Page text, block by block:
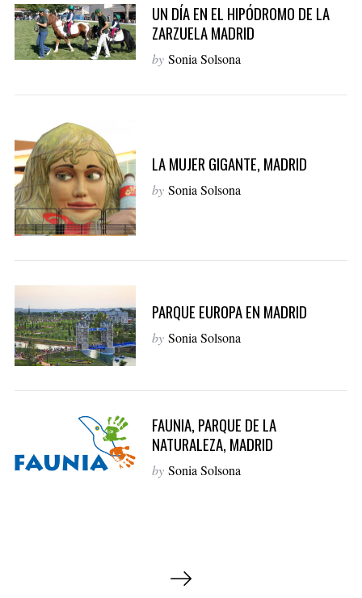
UN DÍA EN EL HIPÓDROMO DE LA
ZARZUELA MADRID
by Sonia Solsona
LA MUJER GIGANTE, MADRID
by Sonia Solsona
PARQUE EUROPA EN MADRID
by Sonia Solsona
FAUNIA, PARQUE DE LA
NATURALEZA, MADRID
by Sonia Solsona
r
c
h
f